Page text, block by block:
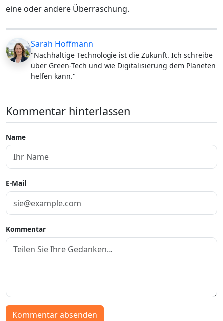
eine oder andere Überraschung.
Sarah Hoffmann
"Nachhaltige Technologie ist die Zukunft. Ich schreibe
über Green-Tech und wie Digitalisierung dem Planeten
helfen kann."
Kommentar hinterlassen
Name
E-Mail
Kommentar
Kommentar absenden